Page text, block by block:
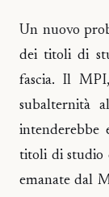
Un nuovo
dei titoli di
fascia. Il
subalternità
titoli di studio
emanate dal